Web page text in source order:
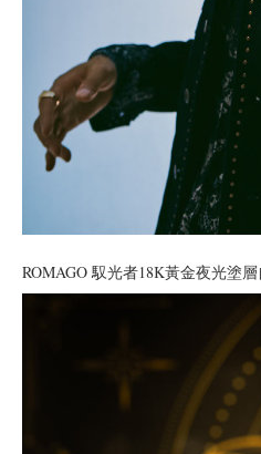
ROMAGO 馭光者18K黃金夜光塗